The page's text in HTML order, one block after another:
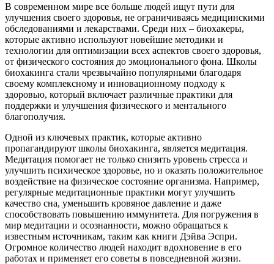
В современном мире все больше людей ищут пути для
улучшения своего здоровья, не ограничиваясь медицинскими
обследованиями и лекарствами. Среди них – биохакеры,
которые активно используют новейшие методики и
технологии для оптимизации всех аспектов своего здоровья,
от физического состояния до эмоционального фона. Школы
биохакинга стали чрезвычайно популярными благодаря
своему комплексному и инновационному подходу к
здоровью, который включает различные практики для
поддержки и улучшения физического и ментального
благополучия.
Одной из ключевых практик, которые активно
пропагандируют школы биохакинга, является медитация.
Медитация помогает не только снизить уровень стресса и
улучшить психическое здоровье, но и оказать положительное
воздействие на физическое состояние организма. Например,
регулярные медитационные практики могут улучшить
качество сна, уменьшить кровяное давление и даже
способствовать повышению иммунитета. Для погружения в
мир медитации и осознанности, можно обращаться к
известным источникам, таким как книги Дэйва Эспри.
Огромное количество людей находит вдохновение в его
работах и применяет его советы в повседневной жизни.